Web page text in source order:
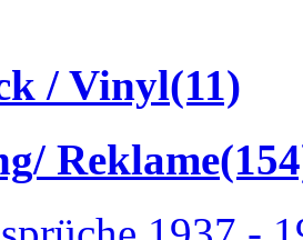
/ Vinyl(11)
Reklame